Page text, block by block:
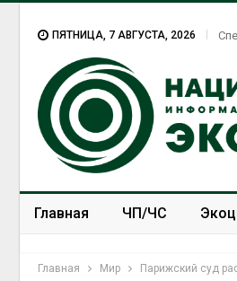
ПЯТНИЦА, 7 АВГУСТА, 2026
Главная ЧП/ЧС
Главная Мир Парижский суд